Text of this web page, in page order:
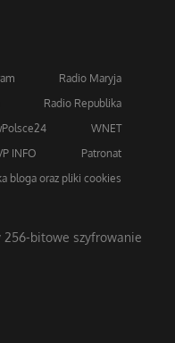
Radio Maryja
Radio Republika
WNET
INFO
Patronat
bloga oraz pliki cookies
256-bitowe szyfrowanie